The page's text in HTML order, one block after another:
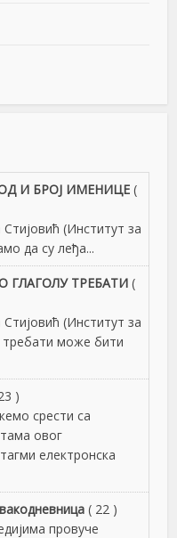
И БРОЈ ИМЕНИЦЕ (
(Институт за
да су леђа...
ГЛАГОЛУ ТРЕБАТИ (
(Институт за
може бити
)
срести са
овог
електронска
( 22 )
провуче